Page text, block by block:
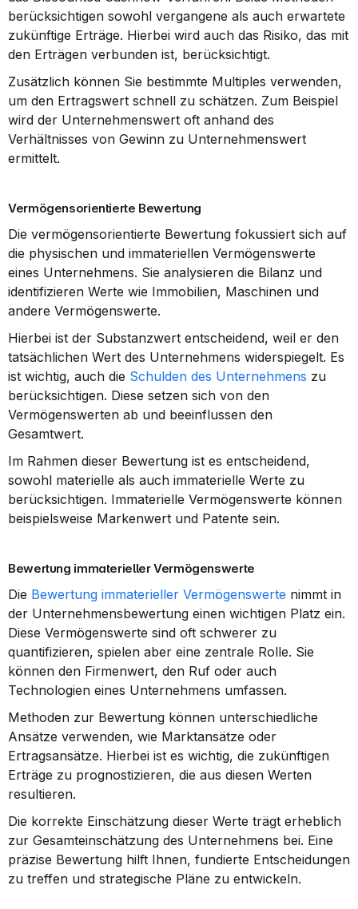
berücksichtigen sowohl vergangene als auch erwartete
zukünftige Erträge. Hierbei wird auch das Risiko, das mit
den Erträgen verbunden ist, berücksichtigt.
Zusätzlich können Sie bestimmte Multiples verwenden,
um den Ertragswert schnell zu schätzen. Zum Beispiel
wird der Unternehmenswert oft anhand des
Verhältnisses von Gewinn zu Unternehmenswert
ermittelt.
Vermögensorientierte Bewertung
Die vermögensorientierte Bewertung fokussiert sich auf
die physischen und immateriellen Vermögenswerte
eines Unternehmens. Sie analysieren die Bilanz und
identifizieren Werte wie Immobilien, Maschinen und
andere Vermögenswerte.
Hierbei ist der Substanzwert entscheidend, weil er den
tatsächlichen Wert des Unternehmens widerspiegelt. Es
ist wichtig, auch die Schulden des Unternehmens zu
berücksichtigen. Diese setzen sich von den
Vermögenswerten ab und beeinflussen den
Gesamtwert.
Im Rahmen dieser Bewertung ist es entscheidend,
sowohl materielle als auch immaterielle Werte zu
berücksichtigen. Immaterielle Vermögenswerte können
beispielsweise Markenwert und Patente sein.
Bewertung immaterieller Vermögenswerte
Die Bewertung immaterieller Vermögenswerte nimmt in
der Unternehmensbewertung einen wichtigen Platz ein.
Diese Vermögenswerte sind oft schwerer zu
quantifizieren, spielen aber eine zentrale Rolle. Sie
können den Firmenwert, den Ruf oder auch
Technologien eines Unternehmens umfassen.
Methoden zur Bewertung können unterschiedliche
Ansätze verwenden, wie Marktansätze oder
Ertragsansätze. Hierbei ist es wichtig, die zukünftigen
Erträge zu prognostizieren, die aus diesen Werten
resultieren.
Die korrekte Einschätzung dieser Werte trägt erheblich
zur Gesamteinschätzung des Unternehmens bei. Eine
präzise Bewertung hilft Ihnen, fundierte Entscheidungen
zu treffen und strategische Pläne zu entwickeln.